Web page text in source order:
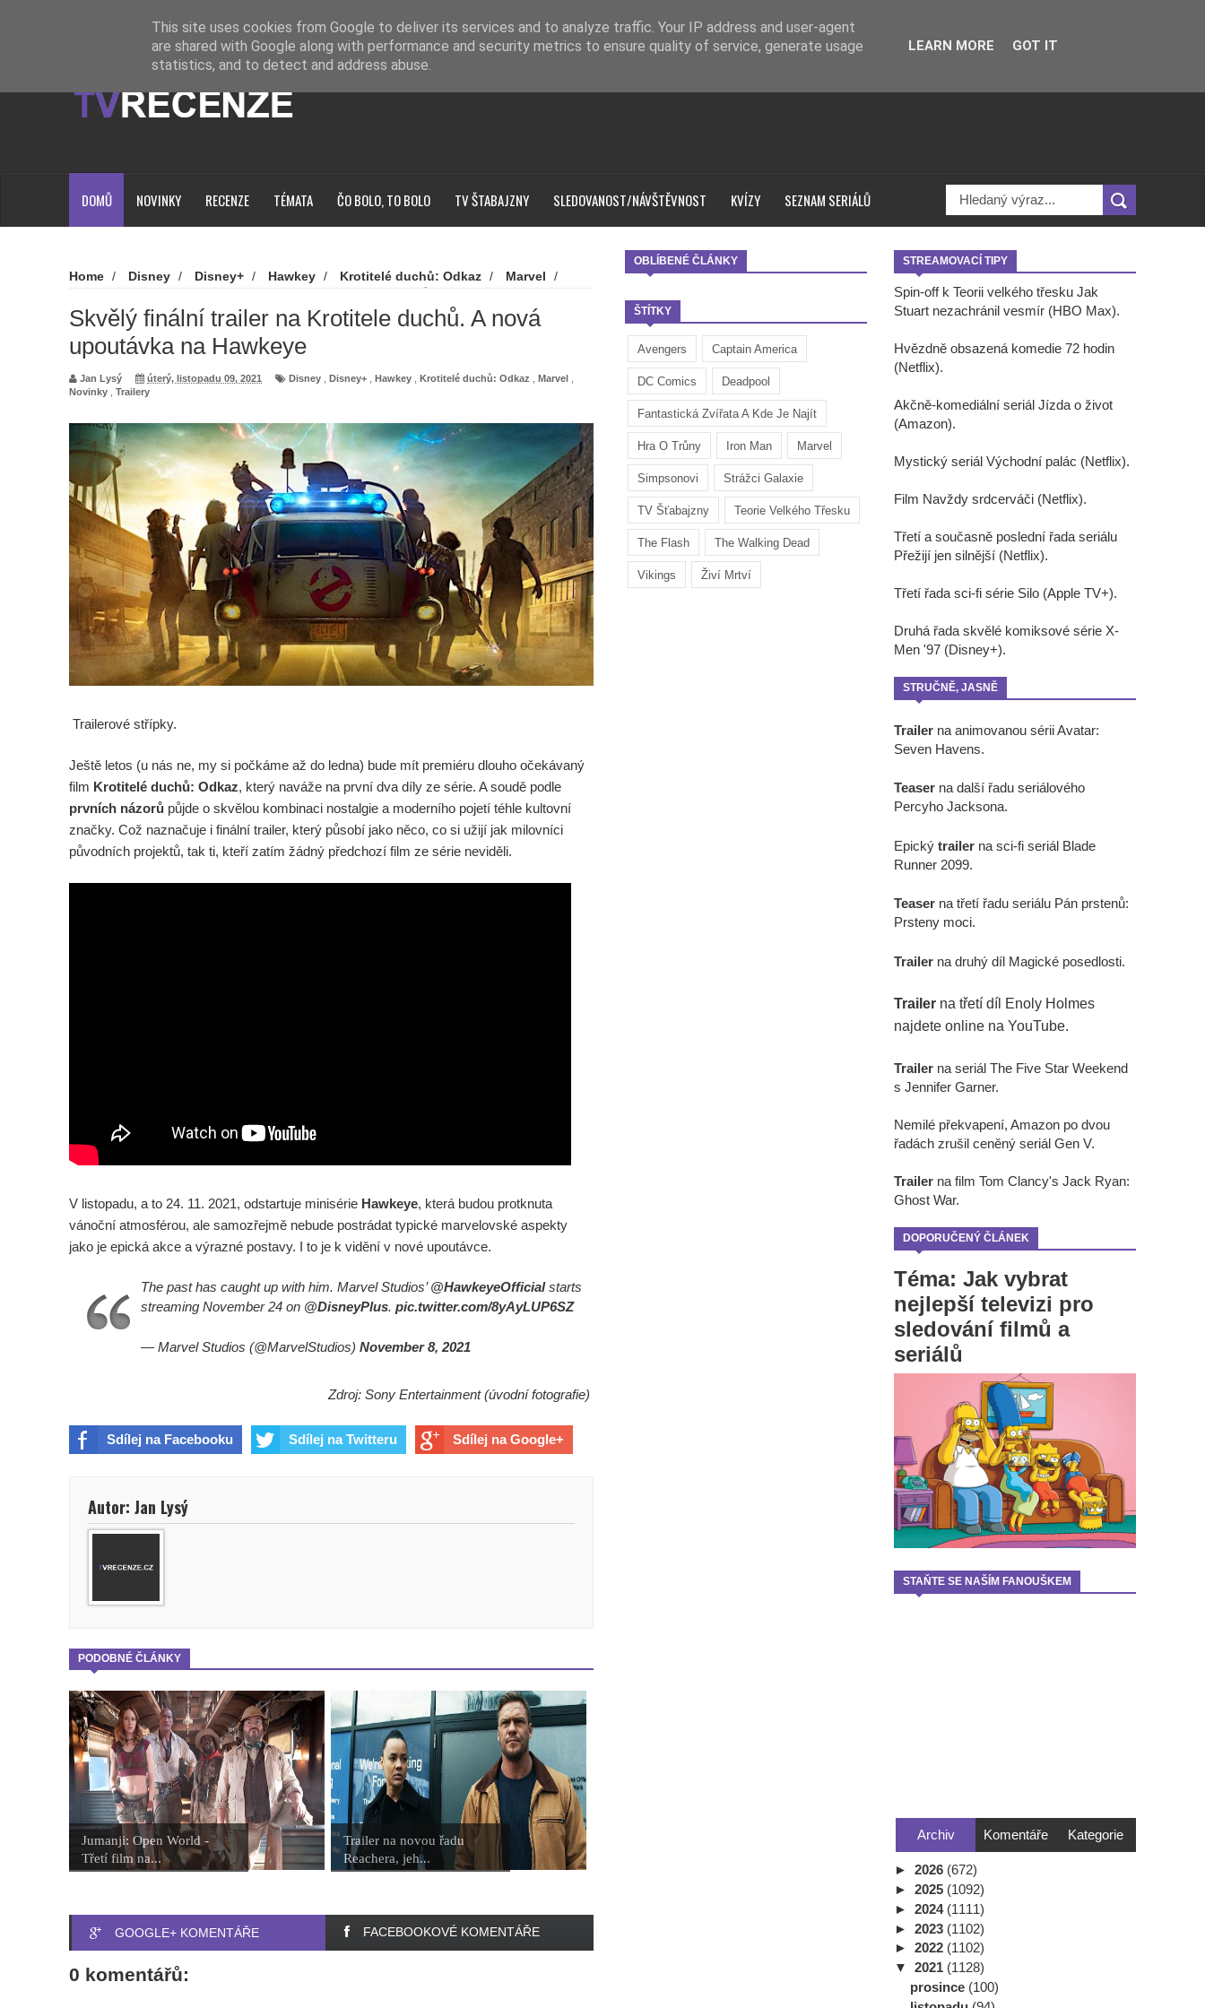
Loading...
DOMŮ NOVINKY RECENZE TÉMATA ČO BOLO, TO BOLO TV ŠTABAJZNY SLEDOVANOST/NÁVŠTĚVNOST KVÍZY SEZNAM SERIÁLŮ
OBLÍBENÉ ČLÁNKY
ŠTÍTKY
Avengers Captain America
DC Comics Deadpool
Fantastická Zvířata A Kde Je Najít
Hra O Trůny Iron Man Marvel
Simpsonovi Strážci Galaxie
TV Šťabajzny Teorie Velkého Třesku
The Flash The Walking Dead
Vikings Živí Mrtví
Home / Disney / Disney+ / Hawkey / Krotitelé duchů: Odkaz / Marvel
/
Hawkeye
Skvělý finální trailer na Krotitele duchů. A nová
upoutávka na Hawkeye
Jan Lysý úterý, listopadu 09, 2021 Disney Disney+ Hawkey Krotitelé duchů: Odkaz Marvel
Novinky
Trailery
Trailerové střípky.
Ještě letos (u nás ne, my si počkáme až do ledna) bude mít premiéru dlouho očekávaný
film Krotitelé duchů: Odkaz, který naváže na první dva díly ze série. A soudě podle
prvních názorů půjde o skvělou kombinaci nostalgie a moderního pojetí téhle kultovní
značky. Což naznačuje i finální trailer, který působí jako něco, co si užijí jak milovníci
původních projektů, tak ti, kteří zatím žádný předchozí film ze série neviděli.
V listopadu, a to 24. 11. 2021, odstartuje minisérie Hawkeye, která budou protknuta
vánoční atmosférou, ale samozřejmě nebude postrádat typické marvelovské aspekty
jako je epická akce a výrazné postavy. I to je k vidění v nové upoutávce.
The past has caught up with him. Marvel Studios’@HawkeyeOfficialstarts
streaming November 24 on @DisneyPlus. pic.twitter.com/8yAyLUP6SZ
— Marvel Studios (@MarvelStudios) November 8, 2021
Zdroj: Sony Entertainment (úvodní fotografie)
Sdílej na Facebooku Sdílej na Twitteru Sdílej na Google+
Autor: Jan Lysý
PODOBNÉ ČLÁNKY
Jumanji: Open World -
Třetí film na...
Trailer na novou řadu
Reachera, jeh...
GOOGLE+ KOMENTÁŘE FACEBOOKOVÉ KOMENTÁŘE
0 komentářů:
STREAMOVACÍ TIPY
Spin-off k Teorii velkého třesku Jak
Stuart nezachránil vesmír (HBO Max).
Hvězdně obsazená komedie 72 hodin
(Netflix).
Akčně-komediální seriál Jízda o život
(Amazon).
Mystický seriál Východní palác (Netflix).
Film Navždy srdcerváči (Netflix).
Třetí a současně poslední řada seriálu
Přežijí jen silnější (Netflix).
Třetí řada sci-fi série Silo (Apple TV+).
Druhá řada skvělé komiksové série X-
Men '97 (Disney+).
STRUČNĚ, JASNĚ
Trailer na animovanou sérii Avatar:
Seven Havens.
Teaser na další řadu seriálového
Percyho Jacksona.
Epický trailer na sci-fi seriál Blade
Runner 2099.
Teaser na třetí řadu seriálu Pán prstenů:
Prsteny moci.
Trailer na druhý díl Magické posedlosti.
Trailer na třetí díl Enoly Holmes
najdete online na YouTube.
Trailer na seriál The Five Star Weekend
s Jennifer Garner.
Nemilé překvapení, Amazon po dvou
řadách zrušil ceněný seriál Gen V.
Trailer na film Tom Clancy's Jack Ryan:
Ghost War.
DOPORUČENÝ ČLÁNEK
Téma: Jak vybrat
nejlepší televizi pro
sledování filmů a
seriálů
STAŇTE SE NAŠÍM FANOUŠKEM
Archiv Komentáře Kategorie
► 2026 (672)
► 2025 (1092)
► 2024 (1111)
► 2023 (1102)
► 2022 (1102)
▼ 2021 (1128)
prosince (100)
This site uses cookies from Google to deliver its services and to analyze traffic. Your IP address and user-agent
are shared with Google along with performance and security metrics to ensure quality of service, generate usage
statistics, and to detect and address abuse.
LEARN MORE GOT IT